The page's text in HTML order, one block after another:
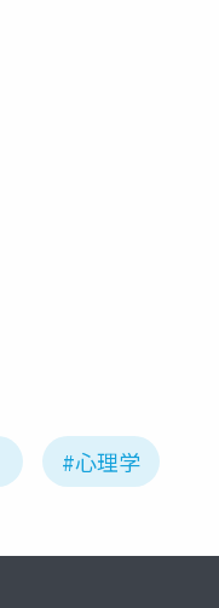
#心理学